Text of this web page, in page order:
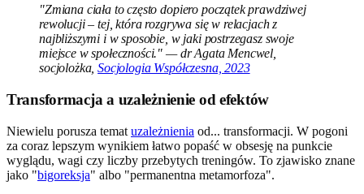
"Zmiana ciała to często dopiero początek prawdziwej
rewolucji – tej, która rozgrywa się w relacjach z
najbliższymi i w sposobie, w jaki postrzegasz swoje
miejsce w społeczności." — dr Agata Mencwel,
socjolożka,Socjologia Współczesna, 2023
Transformacja a uzależnienie od efektów
Niewielu porusza temat uzależnienia od... transformacji. W pogoni
za coraz lepszym wynikiem łatwo popaść w obsesję na punkcie
wyglądu, wagi czy liczby przebytych treningów. To zjawisko znane
jako "bigoreksja" albo "permanentna metamorfoza".